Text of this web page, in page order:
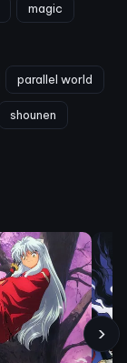
magic
parallel world
shounen
›